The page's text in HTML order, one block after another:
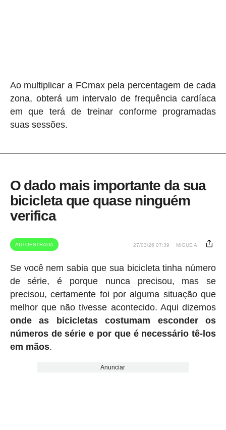
Ao multiplicar a FCmax pela percentagem de cada
zona, obterá um intervalo de frequência cardíaca
em que terá de treinar conforme programadas
suas sessões.
O dado mais importante da sua
bicicleta que quase ninguém
verifica
AUTOESTRADA 27/03/26 07:39 MIGUE A.
Se você nem sabia que sua bicicleta tinha número
de série, é porque nunca precisou, mas se
precisou, certamente foi por alguma situação que
melhor que não tivesse acontecido. Aqui dizemos
onde as bicicletas costumam esconder os
números de série e por que é necessário tê-los
em mãos.
Anunciar